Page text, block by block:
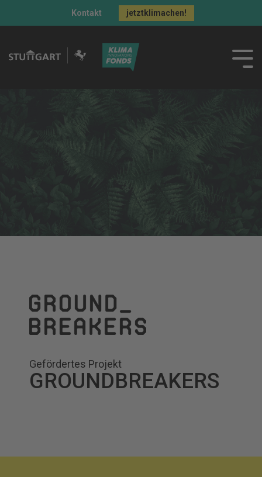
Kontakt jetztklimachen!
Gefördertes Projekt
GROUNDBREAKERS